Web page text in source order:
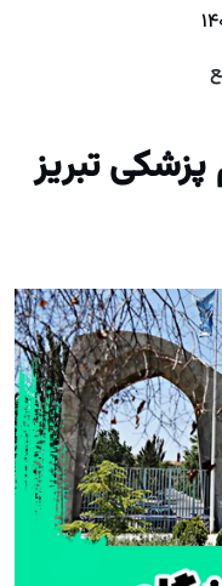
تبریز